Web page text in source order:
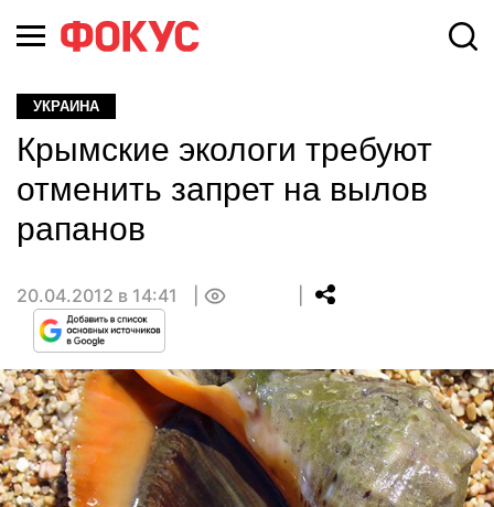
УКРАИНА
Крымские экологи требуют
отменить запрет на вылов
рапанов
20.04.2012 в 14:41